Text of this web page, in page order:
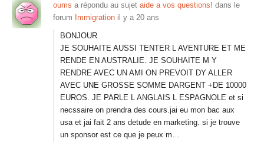
oums a répondu au sujet aide a vos questions! dans le
forum Immigration il y a 20 ans
BONJOUR
JE SOUHAITE AUSSI TENTER L AVENTURE ET ME
RENDE EN AUSTRALIE. JE SOUHAITE M Y
RENDRE AVEC UN AMI ON PREVOIT DY ALLER
AVEC UNE GROSSE SOMME DARGENT +DE 10000
EUROS. JE PARLE L ANGLAIS L ESPAGNOLE et si
necssaire on prendra des cours.jai eu mon bac aux
usa et jai fait 2 ans detude en marketing. si je trouve
un sponsor est ce que je peux m…